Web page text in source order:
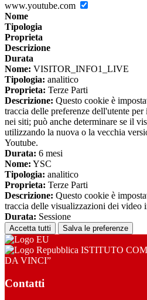
www.youtube.com
Nome
Tipologia
Proprieta
Descrizione
Durata
Nome: VISITOR_INFO1_LIVE
Tipologia: analitico
Proprieta: Terze Parti
Descrizione: Questo cookie è
traccia delle preferenze dell'utente
nei siti; può anche determinare se il
utilizzando la nuova o la vecchia
Youtube.
Durata: 6 mesi
Nome: YSC
Tipologia: analitico
Proprieta: Terze Parti
Descrizione: Questo cookie è
traccia delle visualizzazioni dei video
Durata: Sessione
Accetta tutti Salva le preferenze
ISTITUTO
DA VINCI”
Contatti